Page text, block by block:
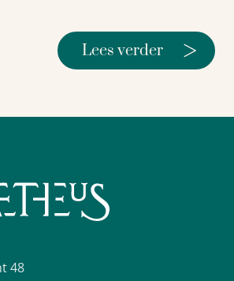
Lees verder >
48